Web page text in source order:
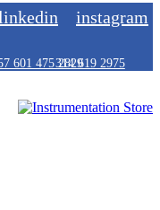
instagram
601 475 2829314 619 2975